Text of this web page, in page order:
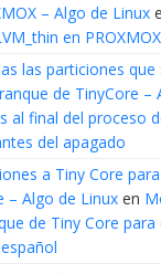
– Algo de Linux
en PROXMOX
las particiones que
de TinyCore –
al final del proceso
del apagado
a Tiny Core
– Algo de Linuxen
de Tiny Core